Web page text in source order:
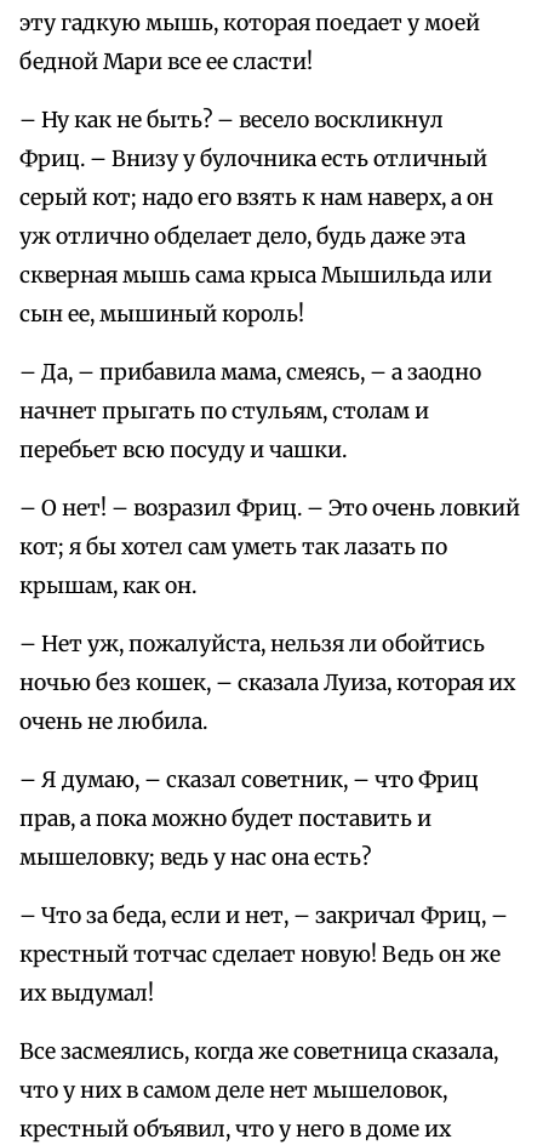
эту гадкую мышь, которая поедает у моей
бедной Мари все ее сласти!
– Ну как не быть? – весело воскликнул
Фриц. – Внизу у булочника есть отличный
серый кот; надо его взять к нам наверх, а он
уж отлично обделает дело, будь даже эта
скверная мышь сама крыса Мышильда или
сын ее, мышиный король!
– Да, – прибавила мама, смеясь, – а заодно
начнет прыгать по стульям, столам и
перебьет всю посуду и чашки.
– О нет! – возразил Фриц. – Это очень ловкий
кот; я бы хотел сам уметь так лазать по
крышам, как он.
– Нет уж, пожалуйста, нельзя ли обойтись
ночью без кошек, – сказала Луиза, которая их
очень не любила.
– Я думаю, – сказал советник, – что Фриц
прав, а пока можно будет поставить и
мышеловку; ведь у нас она есть?
– Что за беда, если и нет, – закричал Фриц, –
крестный тотчас сделает новую! Ведь он же
их выдумал!
Все засмеялись, когда же советница сказала,
что у них в самом деле нет мышеловок,
крестный объявил, что у него в доме их